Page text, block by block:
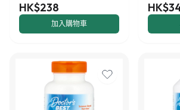
HK$238
加入購物車